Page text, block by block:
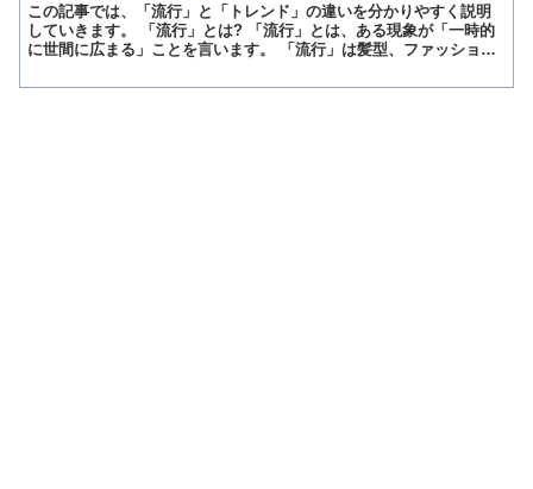
この記事では、「流行」と「トレンド」の違いを分かりやすく説明
していきます。 「流行」とは? 「流行」とは、ある現象が「一時的
に世間に広まる」ことを言います。 「流行」は髪型、ファッショ